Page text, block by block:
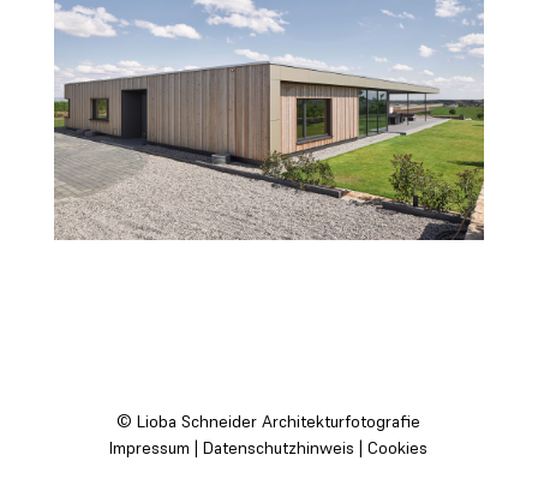
©Lioba Schneider Architekturfotografie
Impressum |Datenschutzhinweis |Cookies